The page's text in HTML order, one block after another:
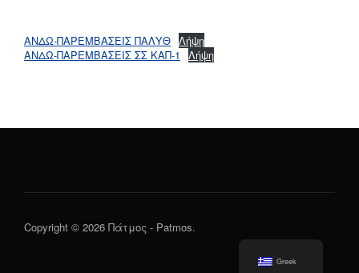
ΑΝΔΩ-ΠΑΡΕΜΒΑΣΕΙΣ ΠΑΛΥΘ Λήψη
ΑΝΔΩ-ΠΑΡΕΜΒΑΣΕΙΣ ΣΣ ΚΑΠ-1
Λήψη
Copyright © 2026 Πάτμος - Patmos.
Greek